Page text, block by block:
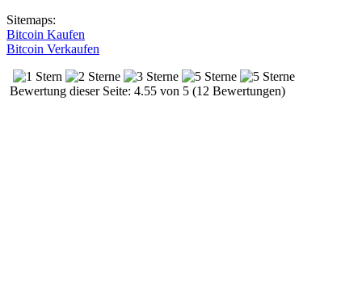
Sitemaps:
Bitcoin Kaufen
Bitcoin Verkaufen
Bewertung dieser Seite: 4.55 von 5 (12 Bewertungen)